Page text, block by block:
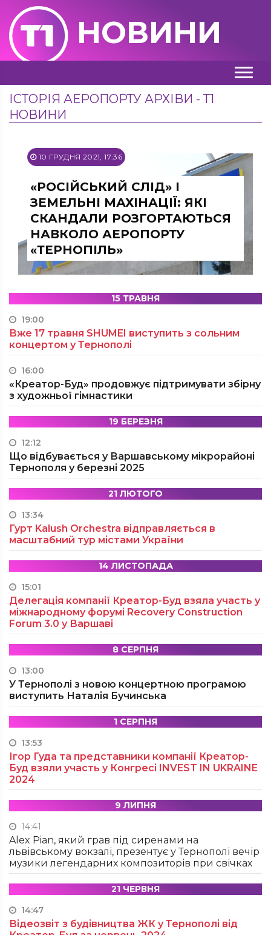
НОВИНИ
ІСТОРІЯ АЕРОПОРТУ АРХІВИ - Т1
НОВИНИ
10 ГРУДНЯ 2021, 17:36
«РОСІЙСЬКИЙ СЛІД» І
ЗЕМЕЛЬНІ МАХІНАЦІЇ: ЯКІ
СКАНДАЛИ РОЗГОРТАЮТЬСЯ
НАВКОЛО АЕРОПОРТУ
«ТЕРНОПІЛЬ»
15 ТРАВНЯ
19:00
Вже 17 травня SHUMEI виступить з сольним
концертом у Тернополі
16:00
«Креатор-Буд» продовжує підтримувати збірну
з художньої гімнастики
19 БЕРЕЗНЯ
12:12
Що відбувається у Варшавському мікрорайоні
Тернополя у березні 2025
21 ЛЮТОГО
13:34
Гурт Kalush Orchestra відправляється в
масштабний тур містами України
14 ЛИСТОПАДА
15:01
Делегація компанії Креатор-Буд взяла участь у
міжнародному форумі Recovery Construction
Forum 3.0 у Варшаві
8 СЕРПНЯ
13:00
У Тернополі з новою концертною програмою
виступить Наталія Бучинська
1 СЕРПНЯ
13:53
Ігор Гуда та представники компанії Креатор-
Буд взяли участь у Конгресі INVEST IN UKRAINE
2024
9 ЛИПНЯ
14:41
Alex Pian, який грав під сиренами на
львівському вокзалі, презентує у Тернополі вечір
музики легендарних композиторів при свічках
21 ЧЕРВНЯ
14:47
Відеозвіт з будівництва ЖК у Тернополі від